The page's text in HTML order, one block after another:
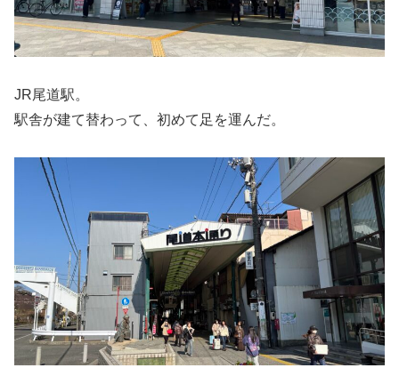
JR尾道駅。
駅舎が建て替わって、初めて足を運んだ。